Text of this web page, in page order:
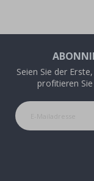
Seien Sie der
profitieren